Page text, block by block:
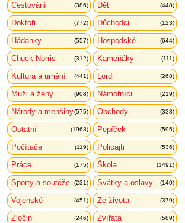
Cestování (386) Děti (448)
Doktoři (772) Důchodci (123)
Hádanky (557) Hospodské (644)
Chuck Norris (312) Kameňáky (111)
Kultura a umění (441) Lordi (268)
Muži a ženy (908) Námořníci (219)
Národy a menšiny(575) Obchody (338)
Ostatní (1963) Pepíček (595)
Počítače (119) Policajti (536)
Práce (175) Škola (1491)
Sporty a soutěže (231) Svátky a oslavy (140)
Vojenské (451) Ze života (379)
Zločin (246) Zvířata (589)